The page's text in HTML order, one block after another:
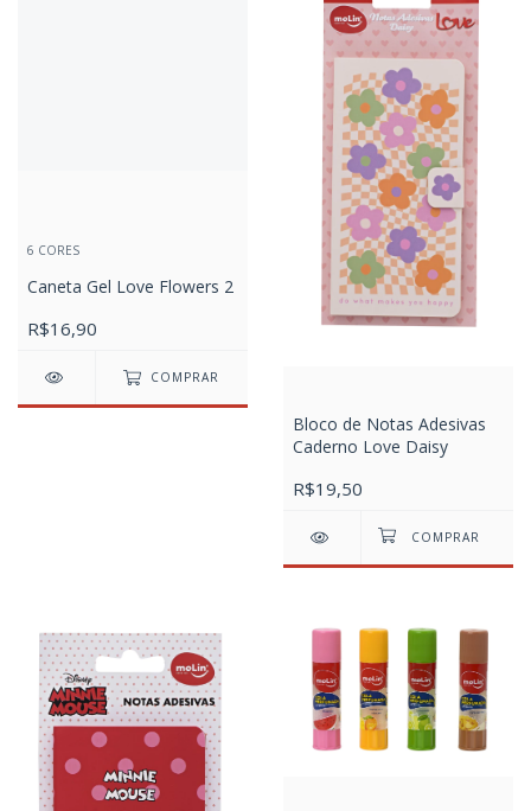
6 CORES
Caneta Gel Love Flowers 2
R$16,90
COMPRAR
Bloco de Notas Adesivas
Caderno Love Daisy
R$19,50